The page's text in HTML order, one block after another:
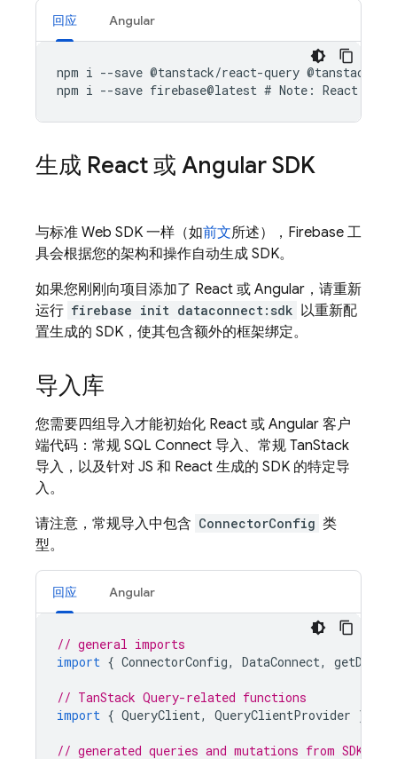
回应 Angular
npm i --save @tanstack/react-query @tanstack
npm i --save firebase@latest # Note : React
生成 React 或 Angular SDK
与标准 Web SDK 一样（如前文所述），Firebase 工
具会根据您的架构和操作自动生成 SDK。
如果您刚刚向项目添加了 React 或 Angular，请重新
运行 firebase init dataconnect:sdk 以重新配
置生成的 SDK，使其包含额外的框架绑定。
导入库
您需要四组导入才能初始化 React 或 Angular 客户
端代码：常规 SQL Connect 导入、常规 TanStack
导入，以及针对 JS 和 React 生成的 SDK 的特定导
入。
请注意，常规导入中包含 ConnectorConfig 类
型。
回应 Angular
// general imports
import { ConnectorConfig, DataConnect,
// TanStack Query-related functions
import { QueryClient, QueryClientProvider }
// generated queries and mutations from SDK